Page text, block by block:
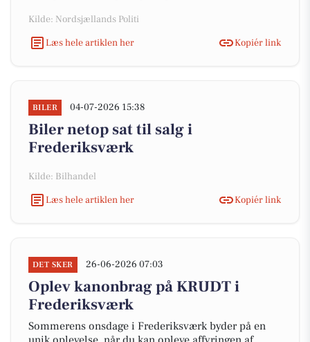
Kilde: Nordsjællands Politi
Læs hele artiklen her
Kopiér link
BILER 04-07-2026 15:38
Biler netop sat til salg i
Frederiksværk
Kilde: Bilhandel
Læs hele artiklen her
Kopiér link
DET SKER 26-06-2026 07:03
Oplev kanonbrag på KRUDT i
Frederiksværk
Sommerens onsdage i Frederiksværk byder på en